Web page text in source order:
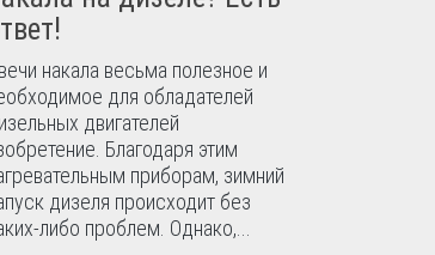
накала весьма полезное и
для обладателей
двигателей
Благодаря этим
приборам, зимний
дизеля происходит без
либо проблем. Однако,...